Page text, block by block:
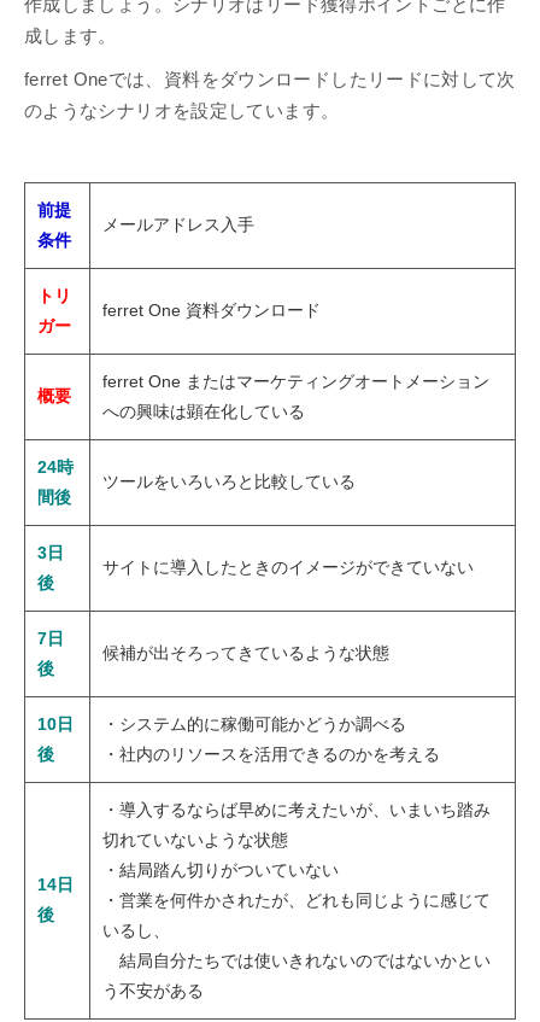
作成しましょう。シナリオはリード獲得ポイントごとに作
成します。
ferret Oneでは、資料をダウンロードしたリードに対して次
のようなシナリオを設定しています。
前提
条件
メールアドレス入手
トリ
ガー
ferret One 資料ダウンロード
概要
ferret One またはマーケティングオートメーション
への興味は顕在化している
24時
間後
ツールをいろいろと比較している
3日
後
サイトに導入したときのイメージができていない
7日
後
候補が出そろってきているような状態
10日
後
・システム的に稼働可能かどうか調べる
・社内のリソースを活用できるのかを考える
14日
後
・導入するならば早めに考えたいが、いまいち踏み
切れていないような状態
・結局踏ん切りがついていない
・営業を何件かされたが、どれも同じように感じて
いるし、
結局自分たちでは使いきれないのではないかとい
う不安がある